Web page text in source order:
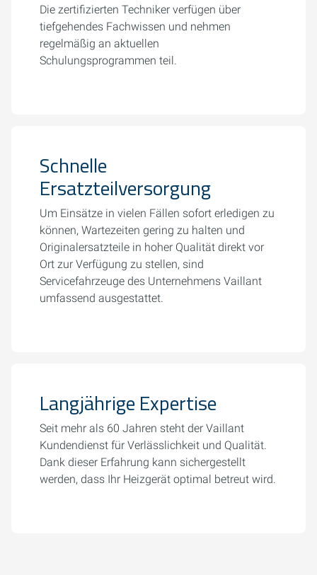
Die zertifizierten Techniker verfügen über
tiefgehendes Fachwissen und nehmen
regelmäßig an aktuellen
Schulungsprogrammen teil.
Schnelle
Ersatzteilversorgung
Um Einsätze in vielen Fällen sofort erledigen zu
können, Wartezeiten gering zu halten und
Originalersatzteile in hoher Qualität direkt vor
Ort zur Verfügung zu stellen, sind
Servicefahrzeuge des Unternehmens Vaillant
umfassend ausgestattet.
Langjährige Expertise
Seit mehr als 60 Jahren steht der Vaillant
Kundendienst für Verlässlichkeit und Qualität.
Dank dieser Erfahrung kann sichergestellt
werden, dass Ihr Heizgerät optimal betreut wird.